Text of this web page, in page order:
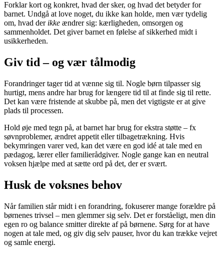
Forklar kort og konkret, hvad der sker, og hvad det betyder for
barnet. Undgå at love noget, du ikke kan holde, men vær tydelig
om, hvad der ikke ændrer sig: kærligheden, omsorgen og
sammenholdet. Det giver barnet en følelse af sikkerhed midt i
usikkerheden.
Giv tid – og vær tålmodig
Forandringer tager tid at vænne sig til. Nogle børn tilpasser sig
hurtigt, mens andre har brug for længere tid til at finde sig til rette.
Det kan være fristende at skubbe på, men det vigtigste er at give
plads til processen.
Hold øje med tegn på, at barnet har brug for ekstra støtte – fx
søvnproblemer, ændret appetit eller tilbagetrækning. Hvis
bekymringen varer ved, kan det være en god idé at tale med en
pædagog, lærer eller familierådgiver. Nogle gange kan en neutral
voksen hjælpe med at sætte ord på det, der er svært.
Husk de voksnes behov
Når familien står midt i en forandring, fokuserer mange forældre på
børnenes trivsel – men glemmer sig selv. Det er forståeligt, men din
egen ro og balance smitter direkte af på børnene. Sørg for at have
nogen at tale med, og giv dig selv pauser, hvor du kan trække vejret
og samle energi.